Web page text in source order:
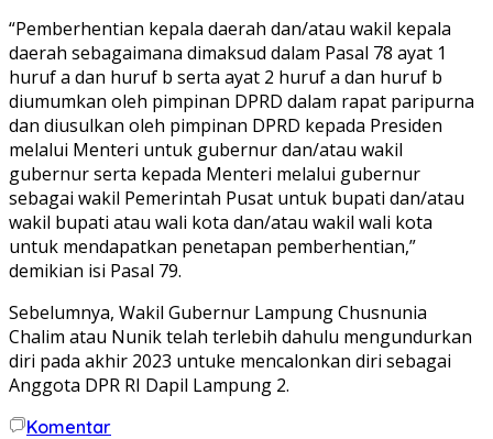
“Pemberhentian kepala daerah dan/atau wakil kepala
daerah sebagaimana dimaksud dalam Pasal 78 ayat 1
huruf a dan huruf b serta ayat 2 huruf a dan huruf b
diumumkan oleh pimpinan DPRD dalam rapat paripurna
dan diusulkan oleh pimpinan DPRD kepada Presiden
melalui Menteri untuk gubernur dan/atau wakil
gubernur serta kepada Menteri melalui gubernur
sebagai wakil Pemerintah Pusat untuk bupati dan/atau
wakil bupati atau wali kota dan/atau wakil wali kota
untuk mendapatkan penetapan pemberhentian,”
demikian isi Pasal 79.
Sebelumnya, Wakil Gubernur Lampung Chusnunia
Chalim atau Nunik telah terlebih dahulu mengundurkan
diri pada akhir 2023 untuke mencalonkan diri sebagai
Anggota DPR RI Dapil Lampung 2.
Komentar